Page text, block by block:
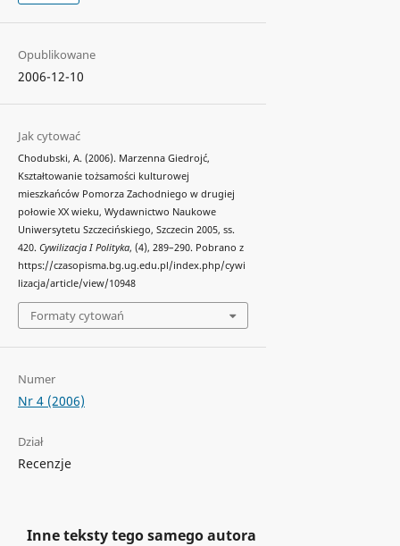
Opublikowane
2006-12-10
Jak cytować
Chodubski, A. (2006). Marzenna Giedrojć,
Kształtowanie tożsamości kulturowej
mieszkańców Pomorza Zachodniego w drugiej
połowie XX wieku, Wydawnictwo Naukowe
Uniwersytetu Szczecińskiego, Szczecin 2005, ss.
420. Cywilizacja I Polityka, (4), 289–290. Pobrano z
https://czasopisma.bg.ug.edu.pl/index.php/cywi
lizacja/article/view/10948
Formaty cytowań
Numer
Nr 4 (2006)
Dział
Recenzje
Inne teksty tego samego autora